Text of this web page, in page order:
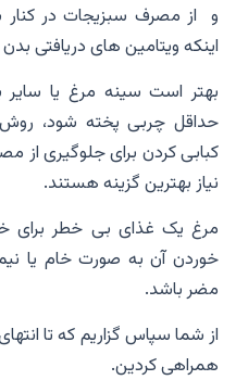
و از مصرف سبزیجات در
اینکه ویتامین های دریافتی
بهتر است سینه مرغ یا
حداقل چربی پخته شود،
کبابی کردن برای جلوگیری از
نیاز بهترین گزینه هستند.
مرغ یک غذای بی خطر برای
خوردن آن به صورت خام یا
مضر باشد.
از شما سپاس گزاریم که تا
همراهی کردین.